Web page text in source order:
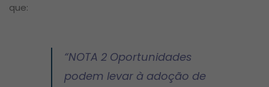
que:
“NOTA 2 Oportunidades
podem levar à adoção de